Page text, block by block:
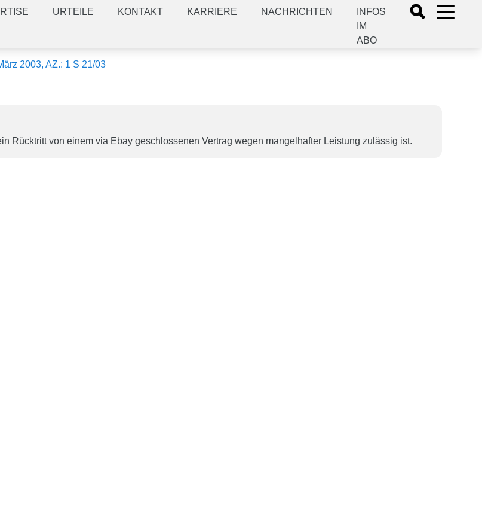
URTEILE KONTAKT KARRIERE NACHRICHTEN
INFOS
IM
ABO
2003, AZ.: 1 S 21/03
Rücktritt von einem via Ebay geschlossenen Vertrag wegen mangelhafter Leistung zulässig ist.